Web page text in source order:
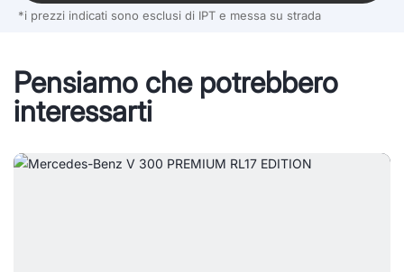
*i prezzi indicati sono esclusi di IPT e messa su strada
Pensiamo che potrebbero
interessarti